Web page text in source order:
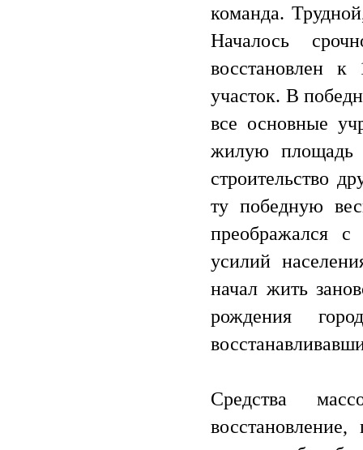
команда.
Началось
восстановлен к
участок. В
все основные
жилую площадь
строительство
ту победную
преображался
усилий
начал жить
рождения
Средства